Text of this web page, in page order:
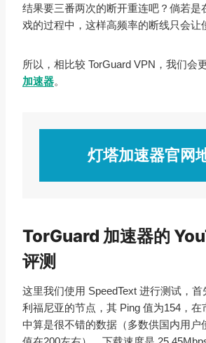
结果要三番两次的断开重连吧？倘若是
戏的过程中，这样高频率的断线只会让
所以，相比较 TorGuard VPN，我们会
加速器。
灯塔加速器官网
TorGuard 加速器的
评测
这里我们使用 SpeedText 进行测试，
利福尼亚的节点，其 Ping 值为154，在
中算是很不错的数据（多数供国内用户